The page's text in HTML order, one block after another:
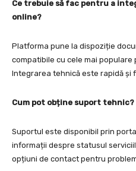
Ce trebuie să fac pentru a
online?
Platforma pune la dispoziție
compatibile cu cele mai populare
Integrarea tehnică este rapidă și
Cum pot obține suport tehnic?
Suportul este disponibil prin
informații despre statusul
opțiuni de contact pentru